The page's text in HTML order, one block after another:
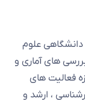
دانشگاهی علوم
های آماری و
فعالیت های
، ارشد و